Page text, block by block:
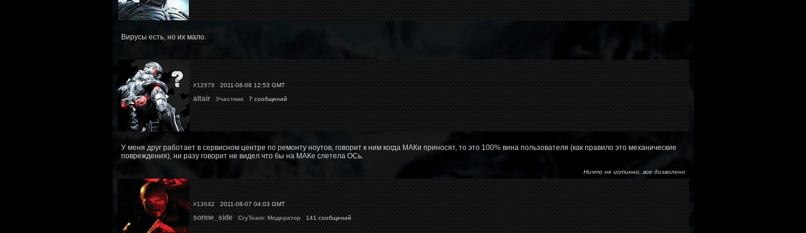
Вирусы есть, но их мало.
#12979 2011-08-06 12:53 GMT
altair Участник7 сообщений
У меня друг работает в сервисном центре по ремонту ноутов, говорит к ним когда МАКи приносят, то это 100% вина пользователя (как правило это механические
повреждения), ни разу говорит не видел что бы на МАКе слетела ОСь.
Ничто не истинно, все дозволено
#13042 2011-08-07 04:03 GMT
sonne_side CryTeam: Модератор141 сообщений